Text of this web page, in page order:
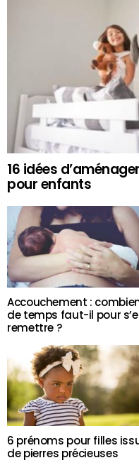
16 idées
pour enfants
Accouchement :
de temps faut-il pour
remettre ?
6 prénoms pour filles
de pierres précieuses